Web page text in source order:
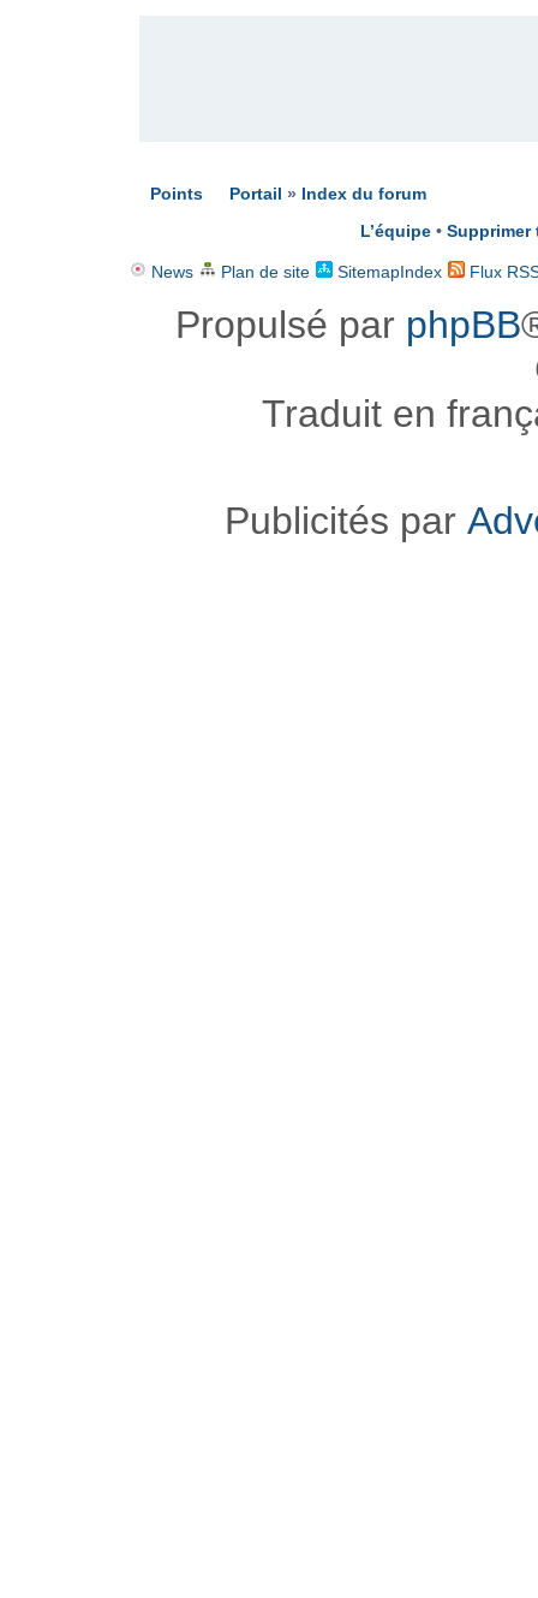
Points Portail » Index du forum
L’équipe • Supprimer
News Plan de site SitemapIndex Flux
Propulsé par phpBB
Traduit en
Publicités par